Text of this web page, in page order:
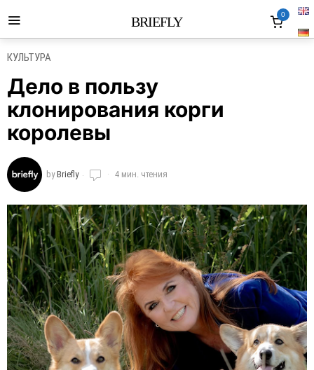
BRIEFLY 0
КУЛЬТУРА
Дело в пользу
клонирования корги
королевы
byBriefly 4 мин. чтения